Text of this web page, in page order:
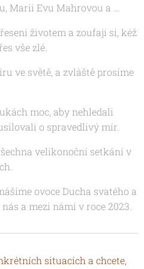
Marii Evu Mahrovou a …
životem a zoufají si, kéž
vše zlé.
ve světě, a zvláště prosíme
moc, aby nehledali
o spravedlivý mír.
velikonoční setkání v
ovoce Ducha svatého a
a mezi námi v roce 2023.
situacích a chcete,